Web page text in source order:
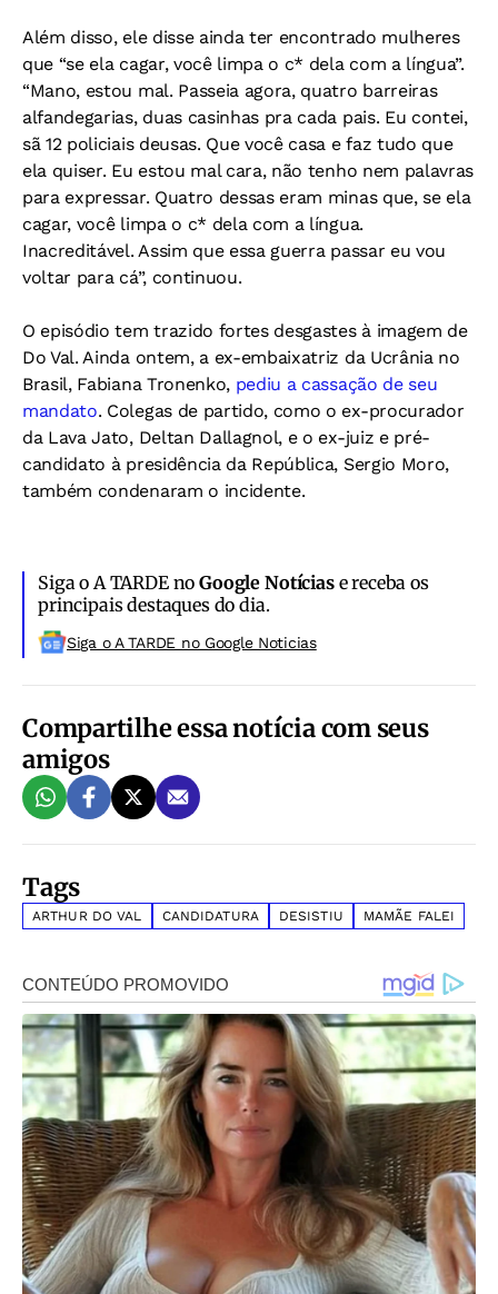
Além disso, ele disse ainda ter encontrado mulheres
que “se ela cagar, você limpa o c* dela com a língua”.
“Mano, estou mal. Passeia agora, quatro barreiras
alfandegarias, duas casinhas pra cada pais. Eu contei,
sã 12 policiais deusas. Que você casa e faz tudo que
ela quiser. Eu estou mal cara, não tenho nem palavras
para expressar. Quatro dessas eram minas que, se ela
cagar, você limpa o c* dela com a língua.
Inacreditável. Assim que essa guerra passar eu vou
voltar para cá”, continuou.
O episódio tem trazido fortes desgastes à imagem de
Do Val. Ainda ontem, a ex-embaixatriz da Ucrânia no
Brasil, Fabiana Tronenko, pediu a cassação de seu
mandato. Colegas de partido, como o ex-procurador
da Lava Jato, Deltan Dallagnol, e o ex-juiz e pré-
candidato à presidência da República, Sergio Moro,
também condenaram o incidente.
Siga o A TARDE noGoogle Notíciase receba os
principais destaques do dia.
Siga o A TARDE no Google Noticias
Compartilhe essa notícia com seus
amigos
Tags
ARTHUR DO VAL CANDIDATURA DESISTIU MAMÃE FALEI